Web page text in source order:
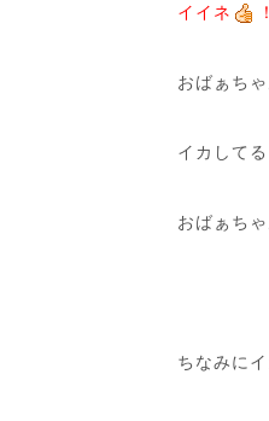
イイネ
おばぁち
イカして
おばぁち
ちなみに